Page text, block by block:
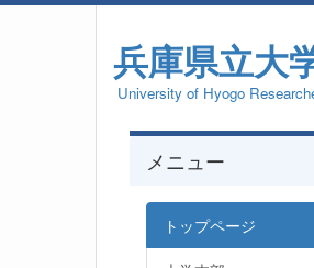
兵庫県立大
University of Hyogo
メニュー
トップページ